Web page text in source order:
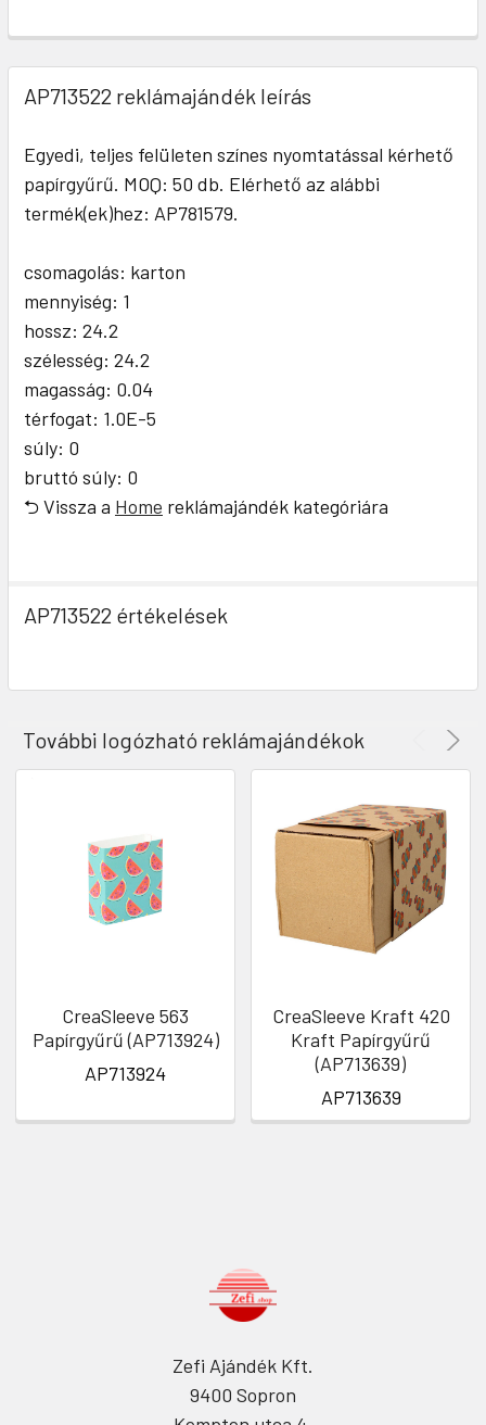
AP713522 reklámajándék leírás
Egyedi, teljes felületen színes nyomtatással kérhető
papírgyűrű. MOQ: 50 db. Elérhető az alábbi
termék(ek)hez: AP781579.
csomagolás: karton
mennyiség: 1
hossz: 24.2
szélesség: 24.2
magasság: 0.04
térfogat: 1.0E-5
súly: 0
bruttó súly: 0
⮌ Vissza a Home reklámajándék kategóriára
AP713522 értékelések
További logózható reklámajándékok
CreaSleeve 563
Papírgyűrű (AP713924)
AP713924
CreaSleeve Kraft 420
Kraft Papírgyűrű
(AP713639)
AP713639
Zefi Ajándék Kft.
9400 Sopron